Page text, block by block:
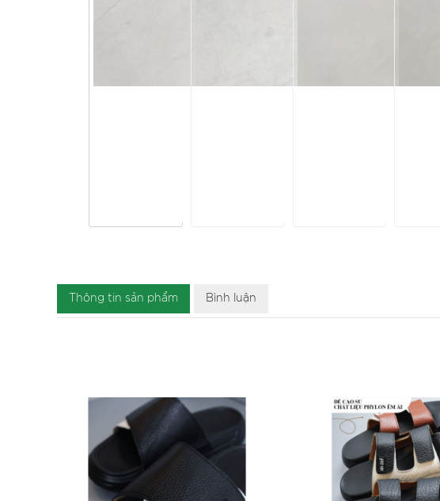
Thông tin sản phẩm Bình luận